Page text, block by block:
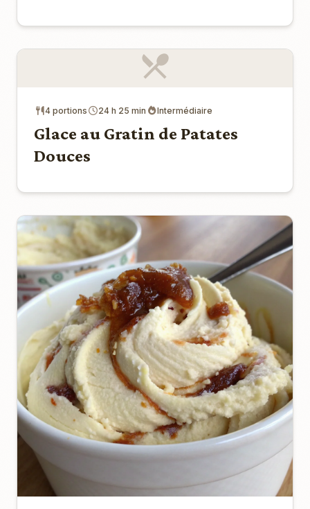
4 portions 24 h 25 min Intermédiaire
Glace au Gratin de Patates
Douces